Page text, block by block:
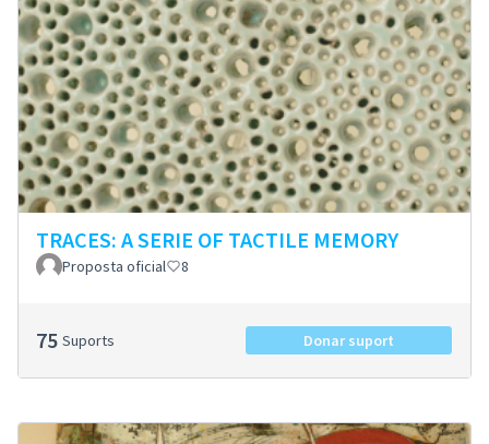
TRACES: A SERIE OF TACTILE MEMORY
Proposta oficial 8
75 Suports Donar suport